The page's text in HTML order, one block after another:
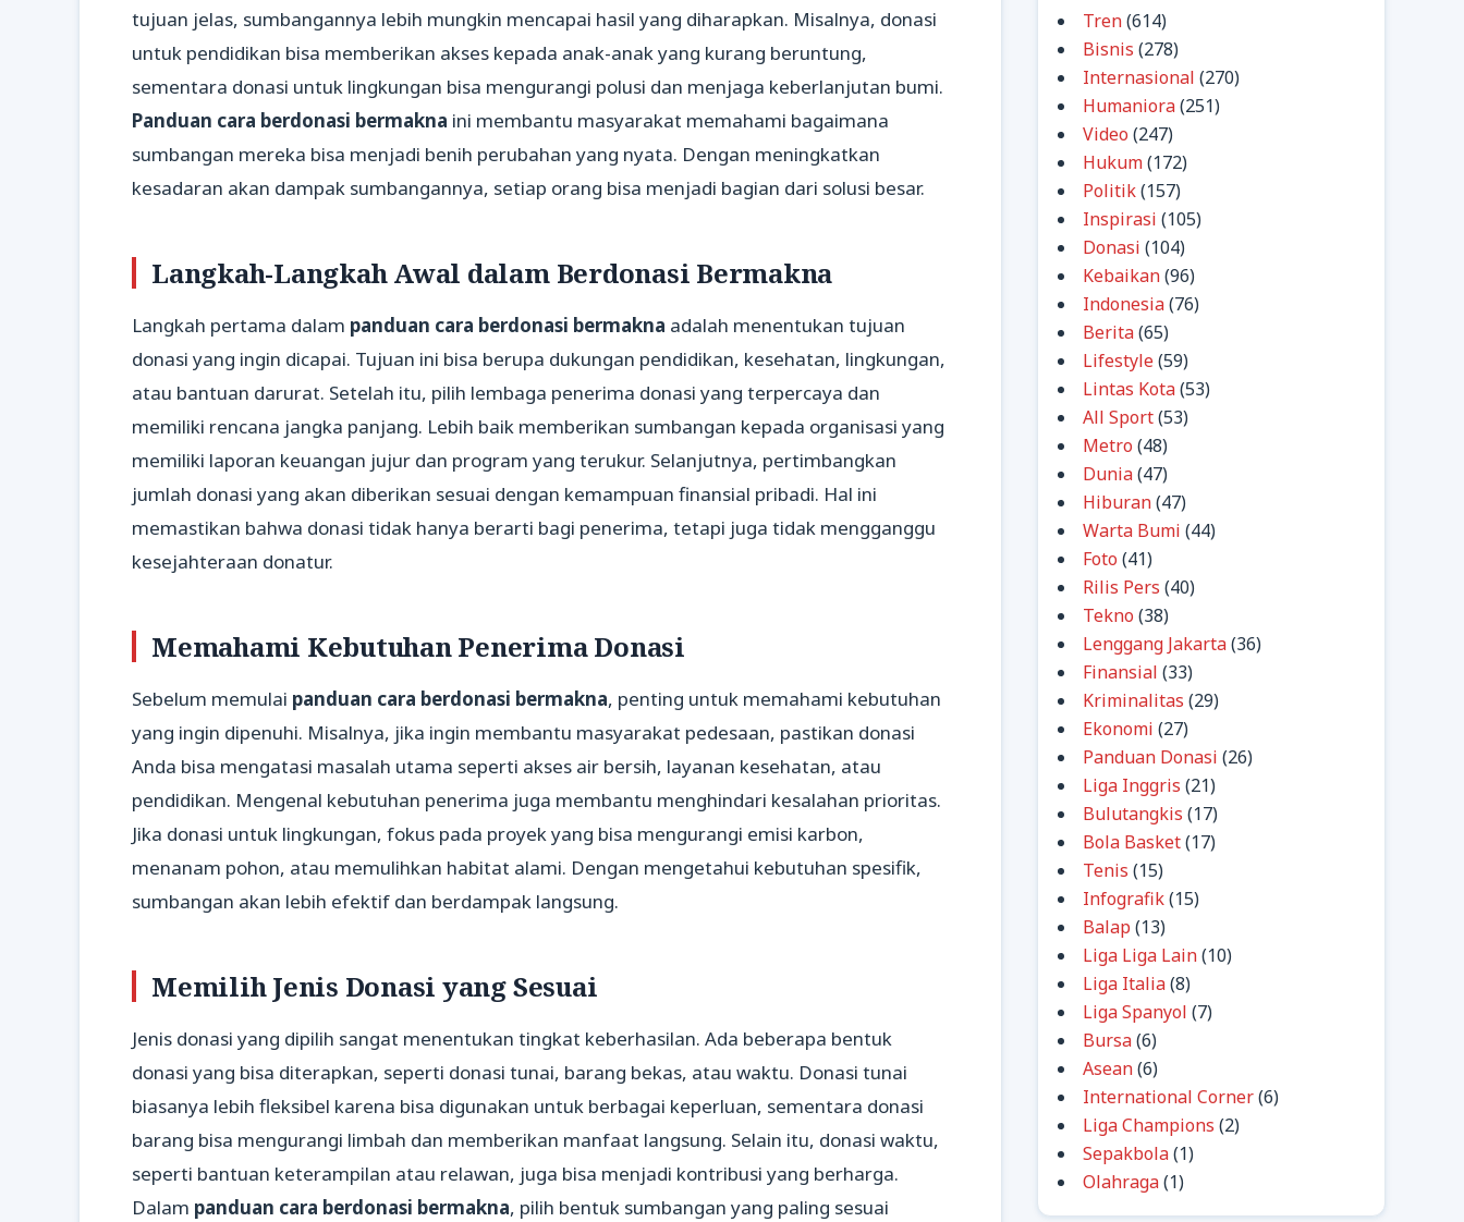
tujuan jelas, sumbangannya lebih mungkin mencapai hasil yang diharapkan. Misalnya, donasi
untuk pendidikan bisa memberikan akses kepada anak-anak yang kurang beruntung,
sementara donasi untuk lingkungan bisa mengurangi polusi dan menjaga keberlanjutan bumi.
Panduan cara berdonasi bermakna ini membantu masyarakat memahami bagaimana
sumbangan mereka bisa menjadi benih perubahan yang nyata. Dengan meningkatkan
kesadaran akan dampak sumbangannya, setiap orang bisa menjadi bagian dari solusi besar.
Langkah-Langkah Awal dalam Berdonasi Bermakna
Langkah pertama dalam panduan cara berdonasi bermakna adalah menentukan tujuan
donasi yang ingin dicapai. Tujuan ini bisa berupa dukungan pendidikan, kesehatan, lingkungan,
atau bantuan darurat. Setelah itu, pilih lembaga penerima donasi yang terpercaya dan
memiliki rencana jangka panjang. Lebih baik memberikan sumbangan kepada organisasi yang
memiliki laporan keuangan jujur dan program yang terukur. Selanjutnya, pertimbangkan
jumlah donasi yang akan diberikan sesuai dengan kemampuan finansial pribadi. Hal ini
memastikan bahwa donasi tidak hanya berarti bagi penerima, tetapi juga tidak mengganggu
kesejahteraan donatur.
Memahami Kebutuhan Penerima Donasi
Sebelum memulai panduan cara berdonasi bermakna, penting untuk memahami kebutuhan
yang ingin dipenuhi. Misalnya, jika ingin membantu masyarakat pedesaan, pastikan donasi
Anda bisa mengatasi masalah utama seperti akses air bersih, layanan kesehatan, atau
pendidikan. Mengenal kebutuhan penerima juga membantu menghindari kesalahan prioritas.
Jika donasi untuk lingkungan, fokus pada proyek yang bisa mengurangi emisi karbon,
menanam pohon, atau memulihkan habitat alami. Dengan mengetahui kebutuhan spesifik,
sumbangan akan lebih efektif dan berdampak langsung.
Memilih Jenis Donasi yang Sesuai
Jenis donasi yang dipilih sangat menentukan tingkat keberhasilan. Ada beberapa bentuk
donasi yang bisa diterapkan, seperti donasi tunai, barang bekas, atau waktu. Donasi tunai
biasanya lebih fleksibel karena bisa digunakan untuk berbagai keperluan, sementara donasi
barang bisa mengurangi limbah dan memberikan manfaat langsung. Selain itu, donasi waktu,
seperti bantuan keterampilan atau relawan, juga bisa menjadi kontribusi yang berharga.
Dalam panduan cara berdonasi bermakna, pilih bentuk sumbangan yang paling sesuai
Tren(614)
Bisnis (278)
Internasional (270)
Humaniora(251)
Video (247)
Hukum(172)
Politik(157)
Inspirasi (105)
Donasi (104)
Kebaikan(96)
Indonesia(76)
Berita(65)
Lifestyle(59)
Lintas Kota(53)
All Sport(53)
Metro (48)
Dunia(47)
Hiburan(47)
Warta Bumi (44)
Foto (41)
Rilis Pers (40)
Tekno (38)
Lenggang Jakarta(36)
Finansial (33)
Kriminalitas (29)
Ekonomi (27)
Panduan Donasi (26)
Liga Inggris (21)
Bulutangkis (17)
Bola Basket(17)
Tenis (15)
Infografik(15)
Balap (13)
Liga Liga Lain(10)
Liga Italia(8)
Liga Spanyol (7)
Bursa(6)
Asean(6)
International Corner(6)
Liga Champions (2)
Sepakbola(1)
Olahraga(1)